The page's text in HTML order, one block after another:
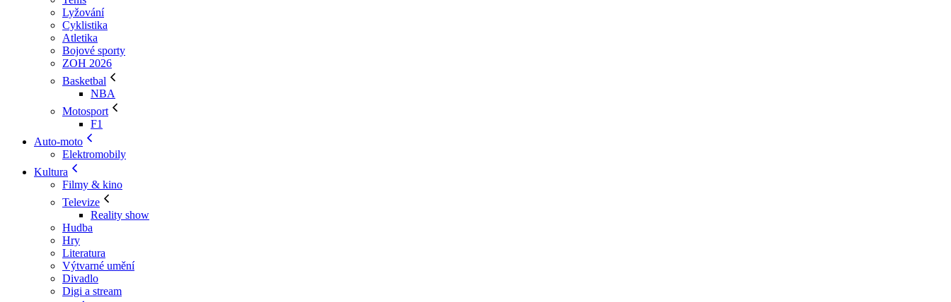
Lyžování
Cyklistika
Atletika
Bojové sporty
ZOH 2026
Basketbal
NBA
Motosport
F1
Auto-moto
Elektromobily
Kultura
Filmy & kino
Televize
Reality show
Hudba
Hry
Literatura
Výtvarné umění
Divadlo
Digi a stream